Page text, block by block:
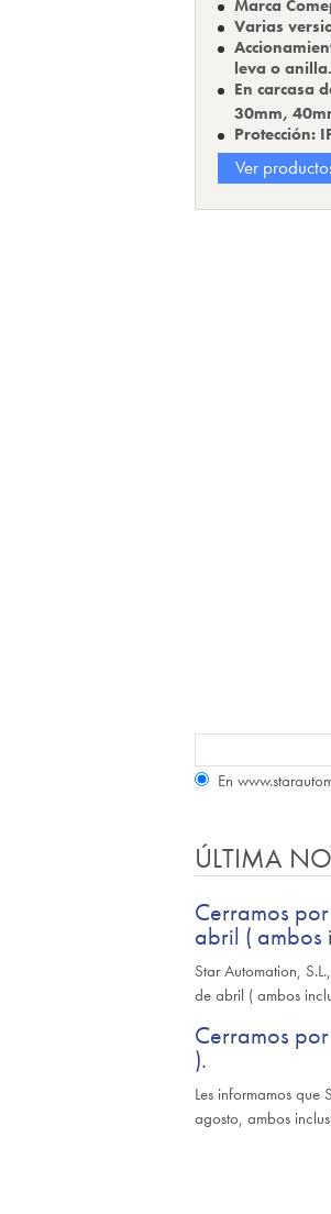
Marca
Varias
leva o anilla.
En carcasa
30mm,
Protección:
Ver
En
ÚLTIMA
Cerramos
abril ( ambos
Star Automation,
de abril ( ambos
Cerramos
).
Les informamos
agosto, ambos